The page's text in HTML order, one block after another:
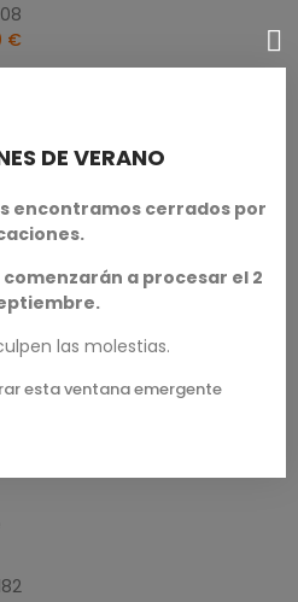
€
DE VERANO
encontramos cerrados por
comenzarán a procesar el 2
las molestias.
esta ventana emergente